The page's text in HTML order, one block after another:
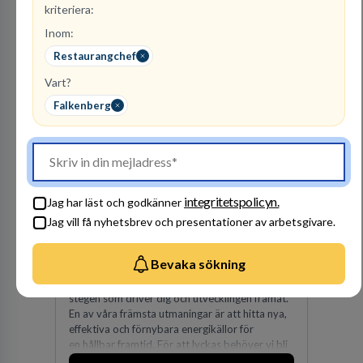
kriteriera:
Inom:
Restaurangchef
Vart?
Falkenberg
Jag har läst och godkänner integritetspolicyn.
Jag vill få nyhetsbrev och presentationer av arbetsgivare.
Bevaka sökning
Amerika, Europa, Mellanöstern, Afrika, Asien
och Oceanien. Vi är specialister inom
affärsjuridikens alla områden och vi har några
av världens ledande bolag som klienter. Med
fler än 450 jurister på fem kontor i Stockholm,
Köpenhamn, Århus, Oslo och Helsingfors kan vi
på DLA Piper erbjuda våra klienter en unik,
effektiv och gränsöverskridande nordisk
expertis. På vårt kontor i centrala Stockholm är
Vattenfall AB
ENERGI
lediga jobb
Visa jobb
Hos oss på Vattenfall får du möjlighet att ta
stegen som driver dig och utvecklingen framåt.
En av våra främsta utmaningar är att hitta nya,
effektiva och förnybara energikällor för
en hållbar framtid. För att lyckas behöver vi bli
fler medarbetare som vill göra skillnad.